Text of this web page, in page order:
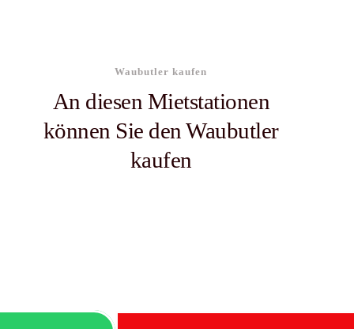
Waubutler kaufen
An diesen Mietstationen
können Sie den Waubutler
kaufen